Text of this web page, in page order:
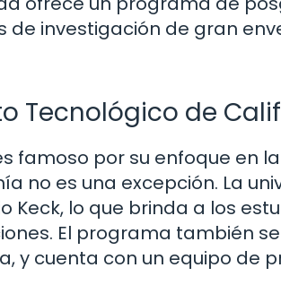
de investigación de gran
Tecnológico de
famoso por su enfoque en
no es una excepción. La
Keck, lo que brinda a los
El programa también
y cuenta con un equipo de